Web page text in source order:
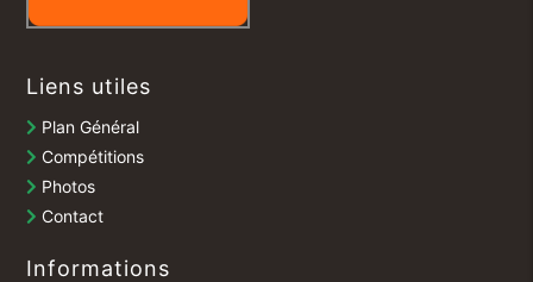
Liens utiles
Plan Général
Compétitions
Photos
Contact
Informations